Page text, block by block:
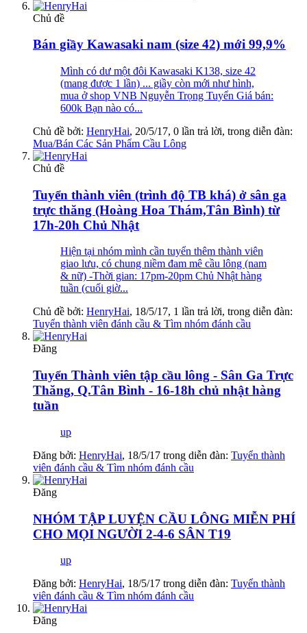
Chủ đề
Bán giầy Kawasaki nam (size 42) mới 99,9%
Mình có dư một đôi Kawasaki K138, size 42
(mang được 1 lần) ... giầy còn mới như hình,
mua ở shop VNB Nguyễn Trọng Tuyển Giá bán:
600k Bạn nào có...
Chủ đề bởi: HenryHai, 20/5/17, 0 lần trả lời, trong diễn đàn:
Mua/Bán Các Sản Phẩm Cầu Lông
Chủ đề
Tuyển thành viên (trình độ TB khá) ở sân ga
trực thăng (Hoàng Hoa Thám,Tân Bình) từ
17h-20h Chủ Nhật
Hiện tại nhóm mình cần tuyển thêm thành viên
giao lưu, có chung niềm đam mê cầu lông (nam
& nữ) -Thời gian: 17pm-20pm Chủ Nhật hàng
tuần (cuối giờ...
Chủ đề bởi: HenryHai, 18/5/17, 1 lần trả lời, trong diễn đàn:
Tuyển thành viên đánh cầu & Tìm nhóm đánh cầu
Đăng
Tuyển Thành viên tập cầu lông - Sân Ga Trực
Thăng, Q.Tân Bình - 16-18h chủ nhật hàng
tuần
up
Đăng bởi: HenryHai, 18/5/17 trong diễn đàn: Tuyển thành
viên đánh cầu & Tìm nhóm đánh cầu
Đăng
NHÓM TẬP LUYỆN CẦU LÔNG MIỄN PHÍ
CHO MỌI NGƯỜI 2-4-6 SÂN T19
up
Đăng bởi: HenryHai, 18/5/17 trong diễn đàn: Tuyển thành
viên đánh cầu & Tìm nhóm đánh cầu
Đăng